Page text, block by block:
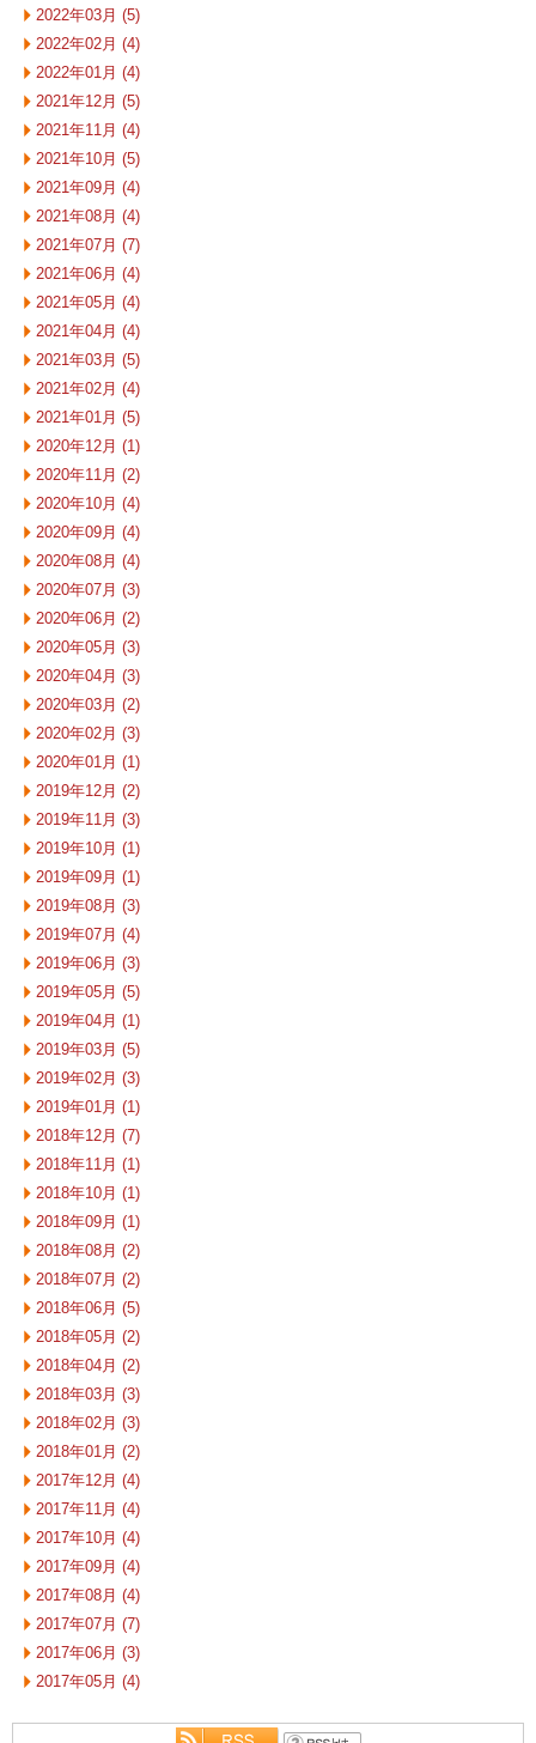
2022年03月 (5)
2022年02月 (4)
2022年01月 (4)
2021年12月 (5)
2021年11月 (4)
2021年10月 (5)
2021年09月 (4)
2021年08月 (4)
2021年07月 (7)
2021年06月 (4)
2021年05月 (4)
2021年04月 (4)
2021年03月 (5)
2021年02月 (4)
2021年01月 (5)
2020年12月 (1)
2020年11月 (2)
2020年10月 (4)
2020年09月 (4)
2020年08月 (4)
2020年07月 (3)
2020年06月 (2)
2020年05月 (3)
2020年04月 (3)
2020年03月 (2)
2020年02月 (3)
2020年01月 (1)
2019年12月 (2)
2019年11月 (3)
2019年10月 (1)
2019年09月 (1)
2019年08月 (3)
2019年07月 (4)
2019年06月 (3)
2019年05月 (5)
2019年04月 (1)
2019年03月 (5)
2019年02月 (3)
2019年01月 (1)
2018年12月 (7)
2018年11月 (1)
2018年10月 (1)
2018年09月 (1)
2018年08月 (2)
2018年07月 (2)
2018年06月 (5)
2018年05月 (2)
2018年04月 (2)
2018年03月 (3)
2018年02月 (3)
2018年01月 (2)
2017年12月 (4)
2017年11月 (4)
2017年10月 (4)
2017年09月 (4)
2017年08月 (4)
2017年07月 (7)
2017年06月 (3)
2017年05月 (4)